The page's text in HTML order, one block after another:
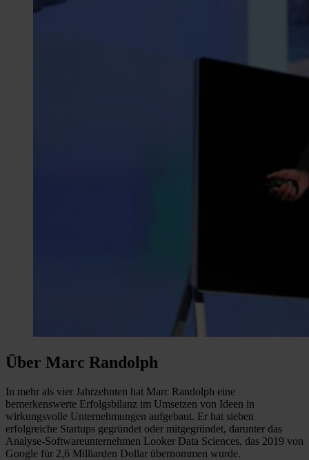
Über Marc Randolph
In mehr als vier Jahrzehnten hat Marc Randolph eine
bemerkenswerte Erfolgsbilanz im Umsetzen von Ideen in
wirkungsvolle Unternehmungen aufgebaut. Er hat sieben
erfolgreiche Startups gegründet oder mitgegründet, darunter das
Analyse-Softwareunternehmen Looker Data Sciences, das 2019 von
Google für 2,6 Milliarden Dollar übernommen wurde.